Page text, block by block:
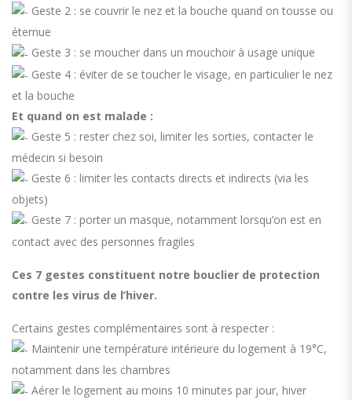
Geste 2 : se couvrir le nez et la bouche quand on tousse ou
éternue
Geste 3 : se moucher dans un mouchoir à usage unique
Geste 4 : éviter de se toucher le visage, en particulier le nez
et la bouche
Et quand on est malade :
Geste 5 : rester chez soi, limiter les sorties, contacter le
médecin si besoin
Geste 6 : limiter les contacts directs et indirects (via les
objets)
Geste 7 : porter un masque, notamment lorsqu’on est en
contact avec des personnes fragiles
Ces 7 gestes constituent notre bouclier de protection
contre les virus de l’hiver.
Certains gestes complémentaires sont à respecter :
Maintenir une température intérieure du logement à 19°C,
notamment dans les chambres
Aérer le logement au moins 10 minutes par jour, hiver